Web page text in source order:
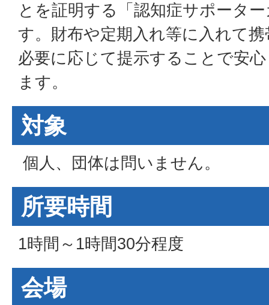
とを証明する「認知症サポータ
す。財布や定期入れ等に入れて
必要に応じて提示することで安
ます。
対象
個人、団体は問いません。
所要時間
1時間～1時間30分程度
会場